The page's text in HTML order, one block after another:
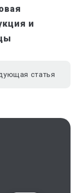
и
статья